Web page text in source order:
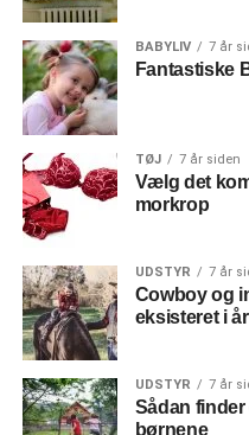
BABYLIV 7 år
Fantastiske
TØJ 7 år siden
Vælg det
morkrop
UDSTYR 7 år
Cowboy og
eksisteret i
UDSTYR 7 år
Sådan
børnene